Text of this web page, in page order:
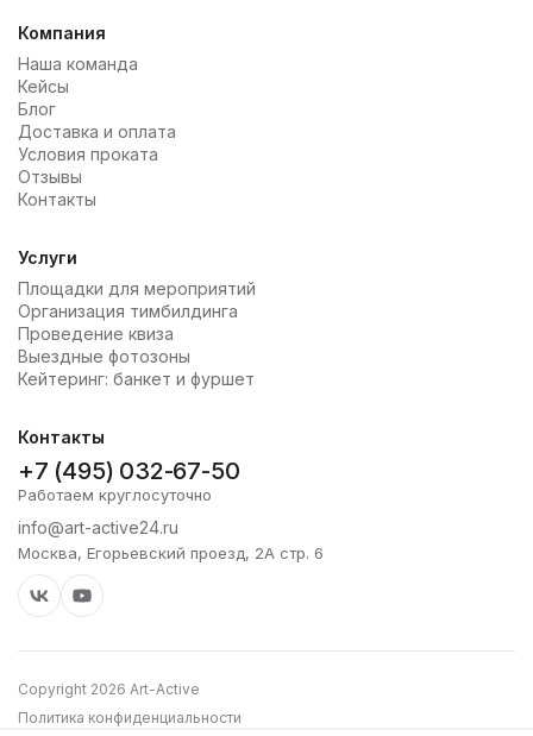
Компания
Наша команда
Кейсы
Блог
Доставка и оплата
Условия проката
Отзывы
Контакты
Услуги
Площадки для мероприятий
Организация тимбилдинга
Проведение квиза
Выездные фотозоны
Кейтеринг: банкет и фуршет
Контакты
+7 (495) 032-67-50
Работаем круглосуточно
info@art-active24.ru
Москва, Егорьевский проезд, 2А стр. 6
Copyright 2026 Art-Active
Политика конфиденциальности